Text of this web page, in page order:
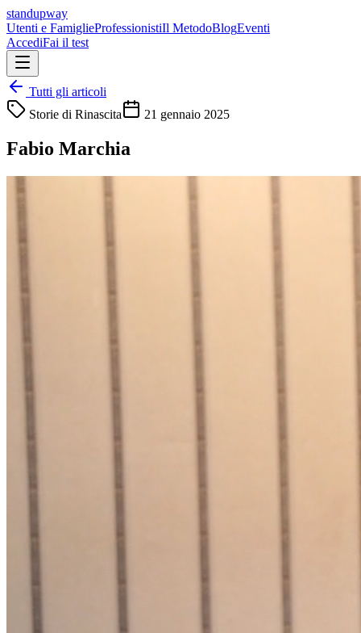
standupway
Utenti e FamiglieProfessionistiIl MetodoBlogEventi
AccediFai il test
Tutti gli articoli
Storie di Rinascita
21 gennaio 2025
Fabio Marchia